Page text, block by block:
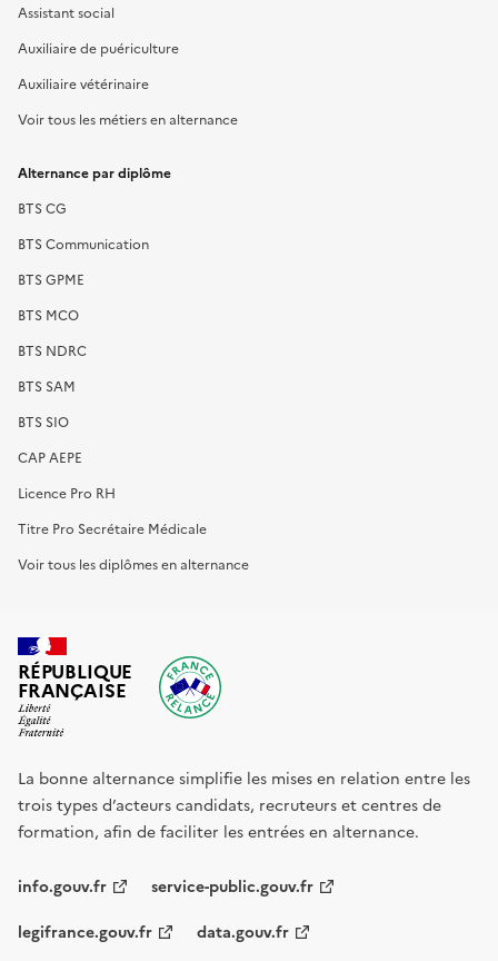
Assistant social
Auxiliaire de puériculture
Auxiliaire vétérinaire
Voir tous les métiers en alternance
Alternance par diplôme
BTS CG
BTS Communication
BTS GPME
BTS MCO
BTS NDRC
BTS SAM
BTS SIO
CAP AEPE
Licence Pro RH
Titre Pro Secrétaire Médicale
Voir tous les diplômes en alternance
RÉPUBLIQUE
FRANÇAISE
La bonne alternance simplifie les mises en relation entre les
trois types d’acteurs candidats, recruteurs et centres de
formation, afin de faciliter les entrées en alternance.
info.gouv.fr service-public.gouv.fr
legifrance.gouv.fr data.gouv.fr